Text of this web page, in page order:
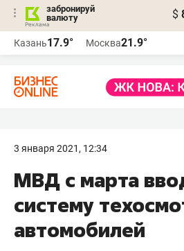
забронируй
валюту
$
Казань17.9° Москва21.9°
3 января 2021, 12:34
МВД с марта
систему
автомобилей